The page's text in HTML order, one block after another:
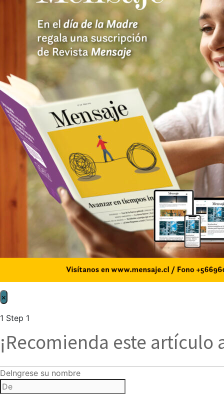
×
1 Step 1
¡Recomienda este artículo
DeIngrese su nombre